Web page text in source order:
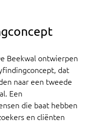
Beekwal ontwierpen
dat
naar een tweede
Een
die baat hebben
en cliënten